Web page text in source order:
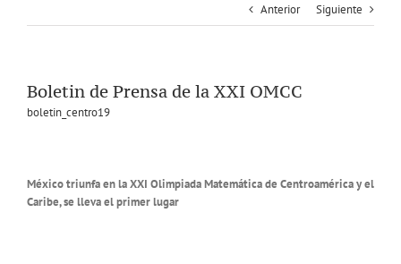
Anterior Siguiente
Boletin de Prensa de la XXI OMCC
boletin_centro19
México triunfa en la XXI Olimpiada Matemática de Centroamérica y el
Caribe, se lleva el primer lugar